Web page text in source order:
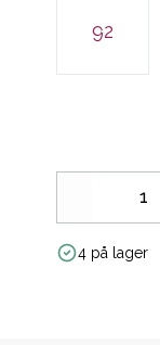
92
Decrease
4 på lager